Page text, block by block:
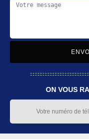
ON VOUS